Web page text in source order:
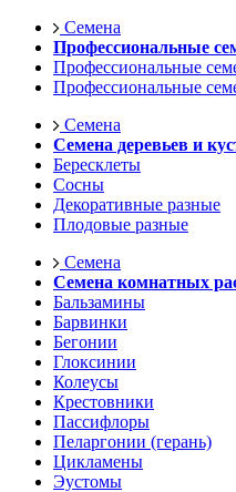
Семена
Профессиональные
Профессиональные
Профессиональные
Семена
Семена деревьев и
Бересклеты
Сосны
Декоративные разные
Плодовые разные
Семена
Семена комнатных
Бальзамины
Барвинки
Бегонии
Глоксинии
Колеусы
Крестовники
Пассифлоры
Пеларгонии (герань)
Цикламены
Эустомы